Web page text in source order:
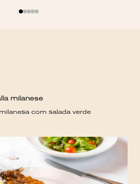
milanese
com salada verde